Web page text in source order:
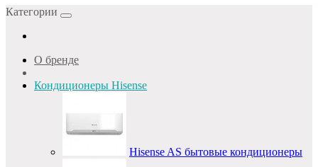
Категории
О бренде
Кондиционеры Hisense
Hisense AS бытовые кондиционеры